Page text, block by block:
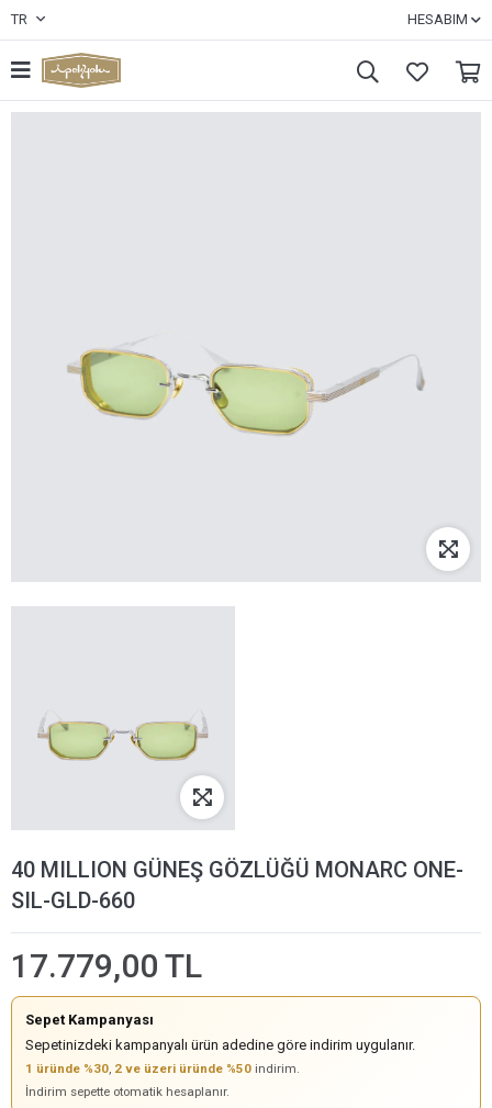
TR HESABIM
40 MILLION GÜNEŞ GÖZLÜĞÜ MONARC ONE-
SIL-GLD-660
17.779,00 TL
Sepet Kampanyası
Sepetinizdeki kampanyalı ürün adedine göre indirim uygulanır.
1 üründe %30, 2 ve üzeri üründe %50 indirim.
İndirim sepette otomatik hesaplanır.